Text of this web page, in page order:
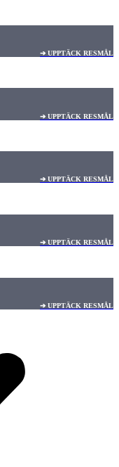
➔ UPPTÄCK RESMÅL
➔ UPPTÄCK RESMÅL
➔ UPPTÄCK RESMÅL
➔ UPPTÄCK RESMÅL
➔ UPPTÄCK RESMÅL